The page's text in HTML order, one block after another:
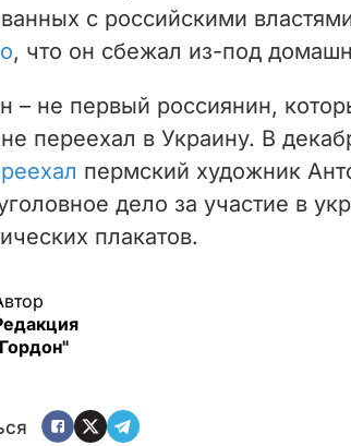
с российскими
, что он сбежал из-под
– не первый россиянин,
переехал в Украину. В
пермский художник
дело за участие в
плакатов.